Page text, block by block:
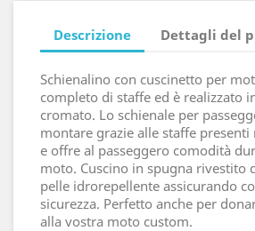
Descrizione Dettagli del
Schienalino con cuscinetto per
completo di staffe ed è realizzato
cromato. Lo schienale per
montare grazie alle staffe presenti
e offre al passeggero comodità
moto. Cuscino in spugna rivestito
pelle idrorepellente assicurando
sicurezza. Perfetto anche per
alla vostra moto custom.